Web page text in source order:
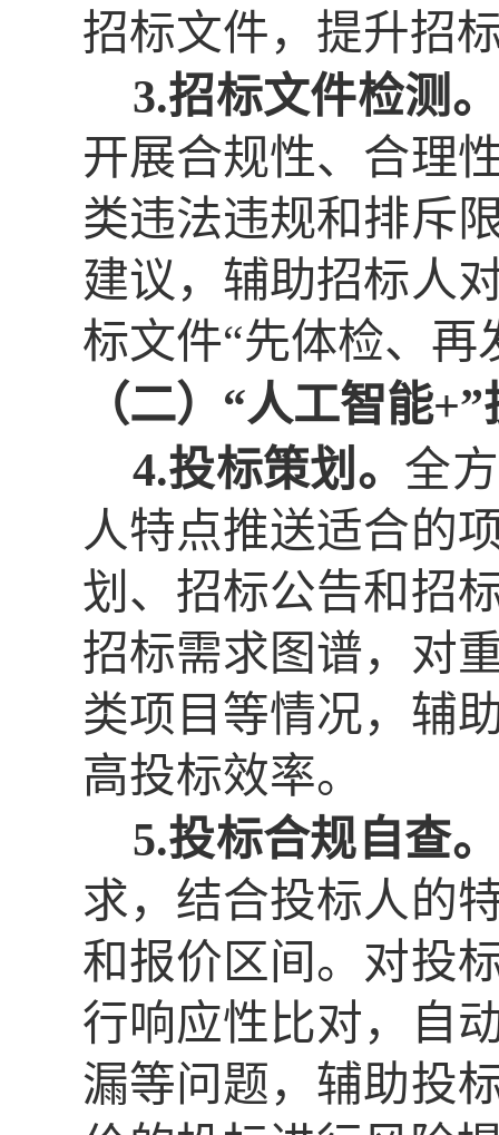
招标文件，提升招
3.招标文件检测。
开展合规性、合理
类违法违规和排斥
建议，辅助招标人
标文件“先体检、再
（二） “人工智能+”
4.投标策划。 全
人特点推送适合的
划、招标公告和招
招标需求图谱，对
类项目等情况，辅
高投标效率。
5.投标合规自查。
求，结合投标人的
和报价区间。对投
行响应性比对，自
漏等问题，辅助投